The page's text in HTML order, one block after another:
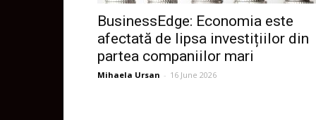
BusinessEdge: Economia este
afectată de lipsa investițiilor din
partea companiilor mari
Mihaela Ursan - 16 June 2026